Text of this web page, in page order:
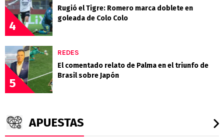
4
Rugió el Tigre: Romero marca doblete en
goleada de Colo Colo
5
REDES
El comentado relato de Palma en el triunfo de
Brasil sobre Japón
APUESTAS